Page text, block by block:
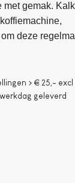
met gemak. Kalk
deze
> € 25,-
geleverd